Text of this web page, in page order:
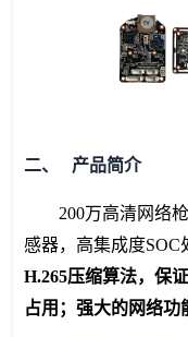
二、 产品简介
200万高清网络
感器，高集成度SOC
H.265压缩算法，保
占用；强大的网络功